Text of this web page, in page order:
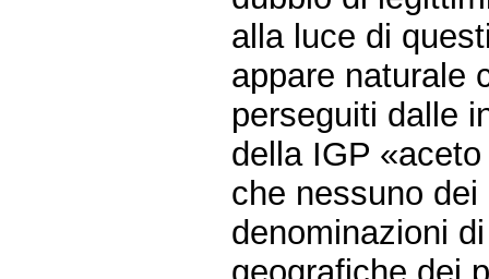
alla luce di
appare naturale
perseguiti dalle
della IGP
che nessuno
denominazioni